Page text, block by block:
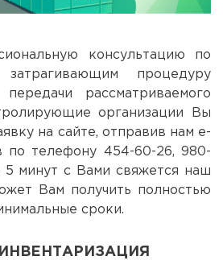
консультацию по
процедуру
рассматриваемого
организации Вы
на сайте, отправив нам e-
по телефону 454-60-26, 980-
5 минут с Вами свяжется наш
Вам получить полностью
сроки.